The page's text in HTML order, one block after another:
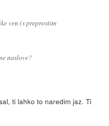
ven (s preprostim
naslove?
ti lahko to naredim jaz. Ti